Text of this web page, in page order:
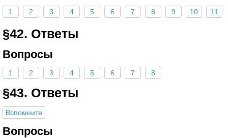
1 2 3 4 5 6 7 8 9 10 11
§42. Ответы
Вопросы
1 2 3 4 5 6 7 8
§43. Ответы
Вспомните
Вопросы